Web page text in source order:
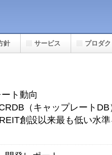
ト動向
（キャップレート
創設以来最も低い水
針 サービス プロダ